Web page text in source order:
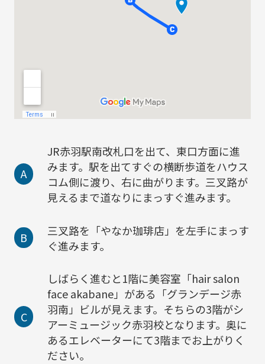
A
JR赤羽駅南改札口を出て、東口方面に進
みます。駅を出てすぐの横断歩道をハウス
コム側に渡り、右に曲がります。三叉路が
見えるまで道なりにまっすぐ進みます。
B
三叉路を「やなか珈琲店」を左手にまっす
ぐ進みます。
C
しばらく進むと1階に美容室「hair salon
face akabane」がある「グランデージ赤
羽南」ビルが見えます。そちらの3階がシ
アーミュージック赤羽校となります。奥に
あるエレベーターにて3階までお上がりく
ださい。